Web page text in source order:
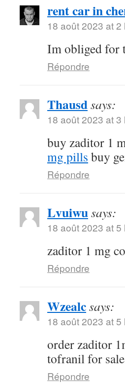
rent car in
18 août 2023 at 2
Im obliged for
Répondre
Thausdsays:
18 août 2023 at 3
buy zaditor 1
mg pills buy
Répondre
Lvuiwusays:
18 août 2023 at 5
zaditor 1 mg
Répondre
Wzealcsays:
18 août 2023 at 5
order zaditor
tofranil for
Répondre